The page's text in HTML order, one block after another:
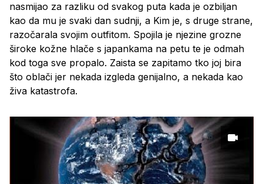
nasmijao za razliku od svakog puta kada je ozbiljan
kao da mu je svaki dan sudnji, a Kim je, s druge strane,
razočarala svojim outfitom. Spojila je njezine grozne
široke kožne hlače s japankama na petu te je odmah
kod toga sve propalo. Zaista se zapitamo tko joj bira
što oblači jer nekada izgleda genijalno, a nekada kao
živa katastrofa.